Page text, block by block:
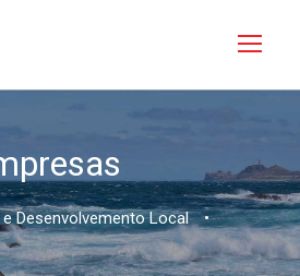
Desenvolvemento Local •